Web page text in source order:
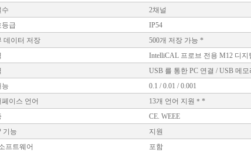
수
2채널
등급
IP54
데이터 저장
500개 저장 가능 *
IntelliCAL 프로브 전용 M12 디
USB 를 통한 PC 연결 / USB 메
능
0.1 / 0.01 / 0.001
페이스 언어
13개 언어 지원＊*
CE. WEEE
기능
지원
프트웨어
포함